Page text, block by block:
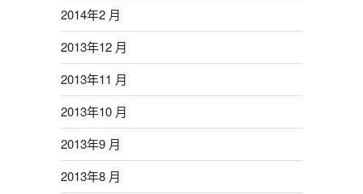
2014年2 月
2013年12 月
2013年11 月
2013年10 月
2013年9 月
2013年8 月